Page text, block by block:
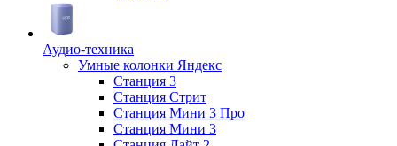
Аудио-техника
Умные колонки Яндекс
Станция 3
Станция Стрит
Станция Мини 3 Про
Станция Мини 3